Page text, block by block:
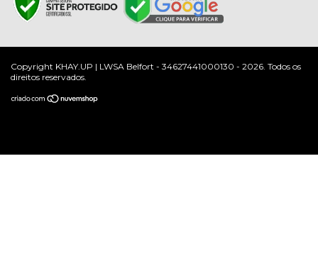
Copyright KHAY.UP | LWSA Belfort - 34627441000130 - 2026. Todos os
direitos reservados.